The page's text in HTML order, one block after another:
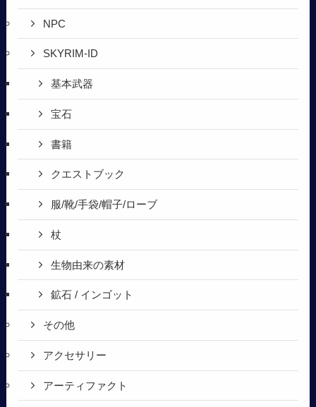
NPC
SKYRIM-ID
基本武器
宝石
書籍
クエストブック
服/靴/手袋/帽子/ローブ
杖
生物由来の素材
鉱石 / インゴット
その他
アクセサリー
アーティファクト